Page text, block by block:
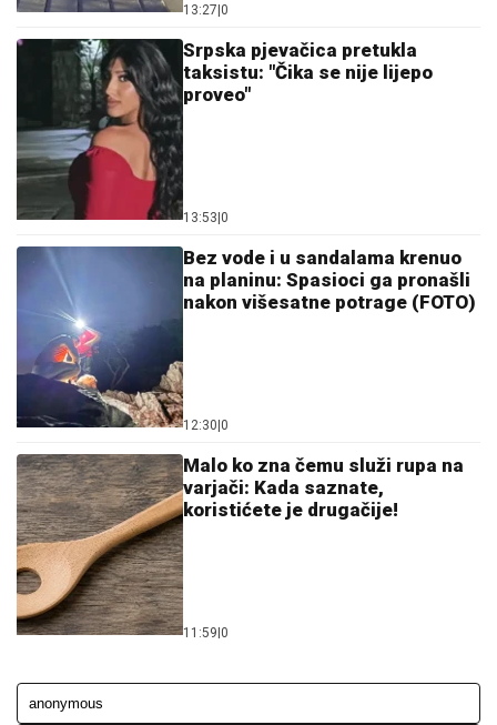
13:27|0
Srpska pjevačica pretukla
taksistu: "Čika se nije lijepo
proveo"
13:53|0
Bez vode i u sandalama krenuo
na planinu: Spasioci ga pronašli
nakon višesatne potrage (FOTO)
12:30|0
Malo ko zna čemu služi rupa na
varjači: Kada saznate,
koristićete je drugačije!
11:59|0